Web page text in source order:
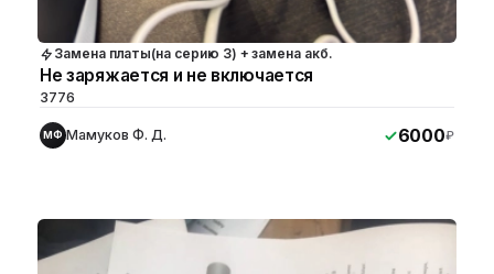
Замена платы(на серию 3) + замена акб.
Не заряжается и не включается
3776
МФ Мамуков Ф. Д. 6000₽